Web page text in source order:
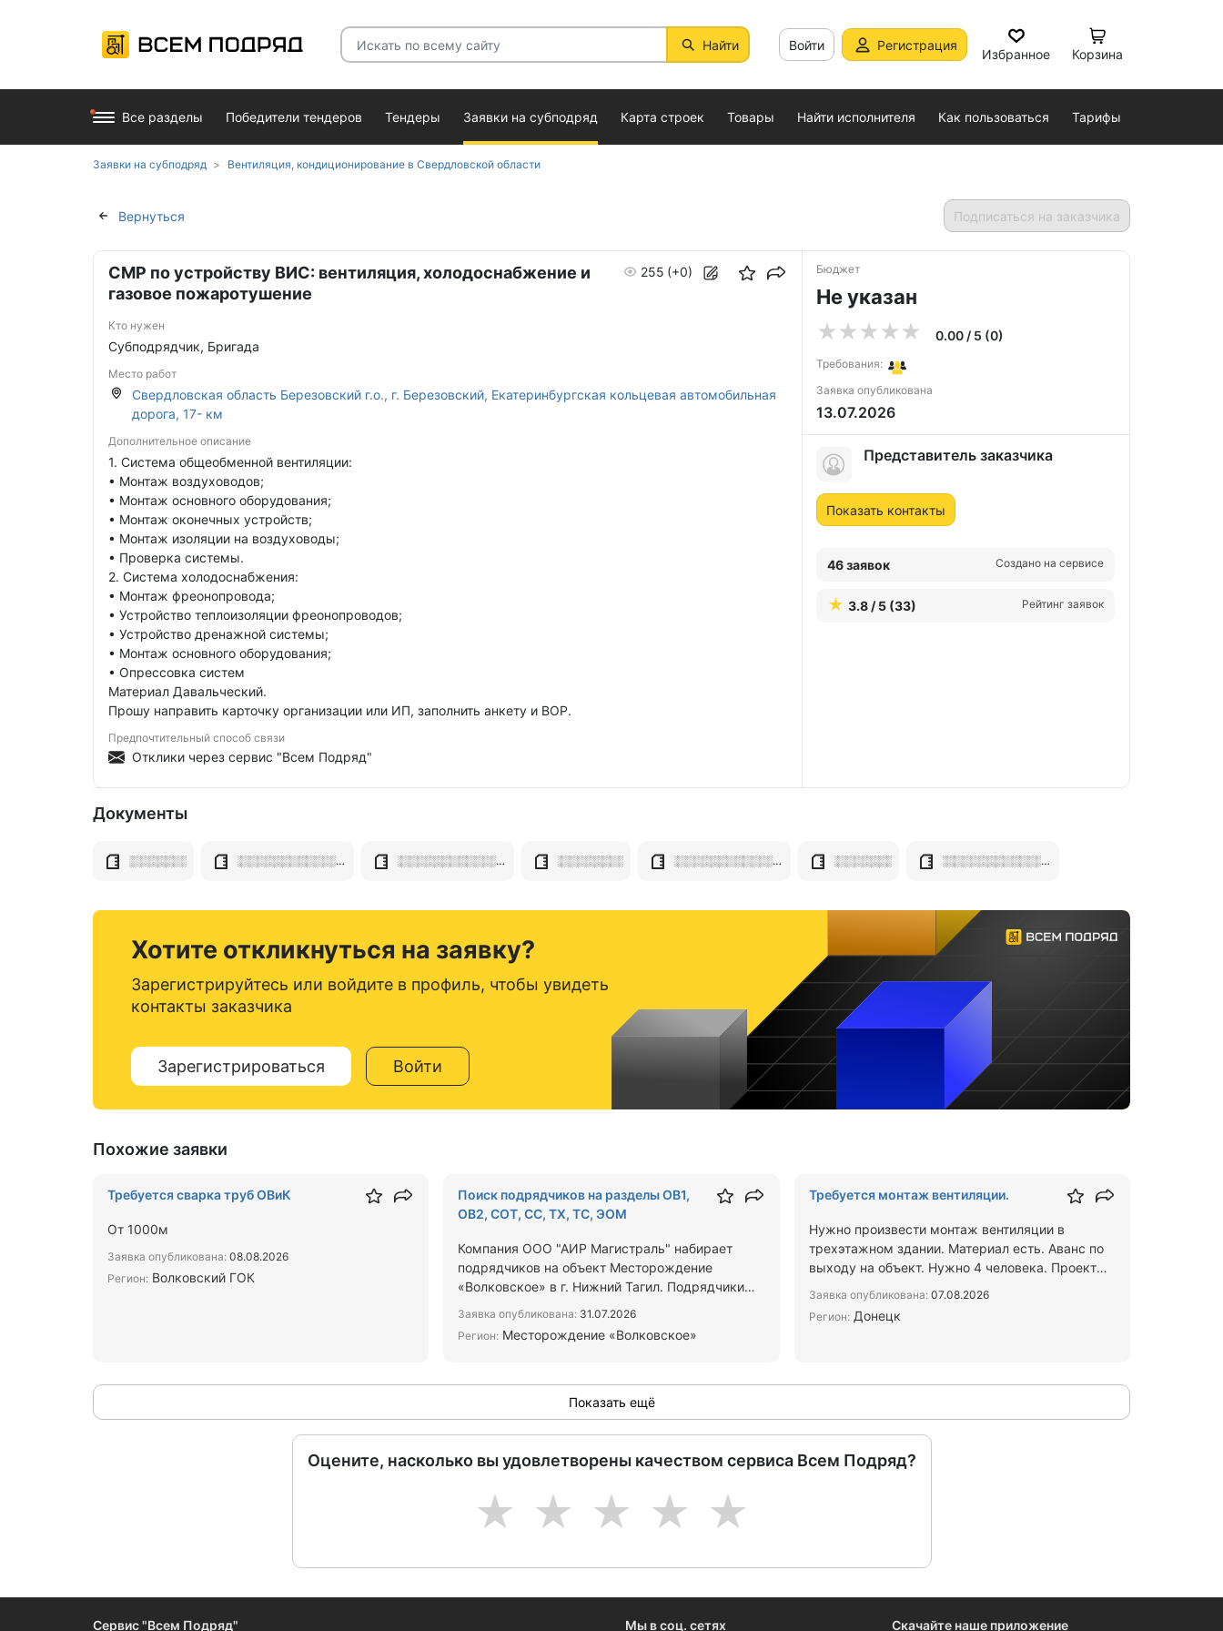
Найти Войти Регистрация
Избранное Корзина
Все разделы Победители тендеров Тендеры Заявки на субподряд Карта строек Товары Найти исполнителя Как пользоваться Тарифы
Заявки на субподряд Вентиляция, кондиционирование в Свердловской области
Вернуться Подписаться на заказчика
СМР по устройству ВИС: вентиляция, холодоснабжение и
газовое пожаротушение
255 (+0)
Кто нужен
Субподрядчик, Бригада
Место работ
Свердловская область Березовский г.о., г. Березовский, Екатеринбургская кольцевая автомобильная
дорога, 17- км
Дополнительное описание
1. Система общеобменной вентиляции:
• Монтаж воздуховодов;
• Монтаж основного оборудования;
• Монтаж оконечных устройств;
• Монтаж изоляции на воздуховоды;
• Проверка системы.
2. Система холодоснабжения:
• Монтаж фреонопровода;
• Устройство теплоизоляции фреонопроводов;
• Устройство дренажной системы;
• Монтаж основного оборудования;
• Опрессовка систем
Материал Давальческий.
Прошу направить карточку организации или ИП, заполнить анкету и ВОР.
Предпочтительный способ связи
Отклики через сервис "Всем Подряд"
Бюджет
Не указан
0.00 / 5 (0)
Требования:
Заявка опубликована
13.07.2026
Представитель заказчика
Показать контакты
46 заявок Создано на сервисе
3.8 / 5 (33) Рейтинг заявок
Документы
░░░░░░░ ░░░░░░░░░░░░░░░░ ░░░░░░░░░░░░░░░░░░░░░░░░░░░░░░░░░░░ ░░░░░░░░ ░░░░░░░░░░░░░░░░░░░░░░░░░░░░░░░░░░░░░ ░░░░░░░ ░░░░░░░░░░░░░░░░░░░░
Хотите откликнуться на заявку?
Зарегистрируйтесь или войдите в профиль, чтобы увидеть
контакты заказчика
Зарегистрироваться Войти
Похожие заявки
Требуется сварка труб ОВиК
От 1000м
Заявка опубликована: 08.08.2026
Регион: Волковский ГОК
Поиск подрядчиков на разделы ОВ1,
ОВ2, СОТ, СС, ТХ, ТС, ЭОМ
Компания ООО "АИР Магистраль" набирает
подрядчиков на объект Месторождение
«Волковское» в г. Нижний Тагил. Подрядчики
Заявка опубликована: 31.07.2026
Регион: Месторождение «Волковское»
Требуется монтаж вентиляции.
Нужно произвести монтаж вентиляции в
трехэтажном здании. Материал есть. Аванс по
выходу на объект. Нужно 4 человека. Проект
Заявка опубликована:07.08.2026
Регион:Донецк
Показать ещё
Оцените, насколько вы удовлетворены качеством сервиса Всем Подряд?
5
4
3
2
1
Сервис "Всем Подряд" Мы в соц. сетях Скачайте наше приложение